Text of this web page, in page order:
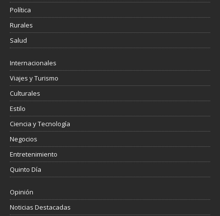
Política
Rurales
Salud
Internacionales
Viajes y Turismo
Culturales
Estilo
Ciencia y Tecnología
Negocios
Entretenimiento
Quinto Día
Opinión
Noticias Destacadas